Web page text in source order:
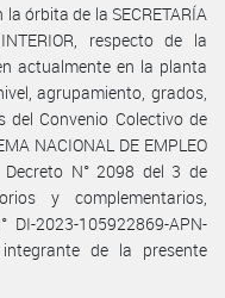
órbita de la SECRETARÍA
respecto de la
actualmente en la planta
agrupamiento, grados,
del Convenio Colectivo de
NACIONAL DE EMPLEO
Decreto N° 2098 del 3 de
y complementarios,
2023-105922869-APN-
integrante de la presente